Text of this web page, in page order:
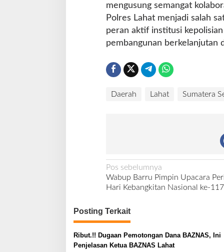
mengusung semangat
Polres Lahat menjadi salah
peran aktif institusi
pembangunan berkelanjutan
Daerah Lahat Sumatera
N
a
i
g
a
Pos sebelumnya
Wabup Barru Pimpin Upacara
Hari Kebangkitan Nasional ke-117
Posting Terkait
Ribut.!! Dugaan Pemotongan Dana BAZNAS, Ini
Penjelasan Ketua BAZNAS Lahat